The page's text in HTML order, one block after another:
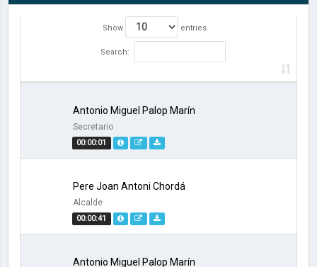
Show entries
Search:
00:00:01
Antonio Miguel Palop Marín
Secretario
00:00:41
Pere Joan Antoni Chordá
Alcalde
Antonio Miguel Palop Marín